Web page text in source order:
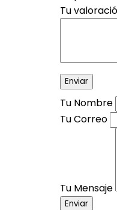
Tu
Tu Nombre
Tu Correo
Tu Mensaje
Enviar